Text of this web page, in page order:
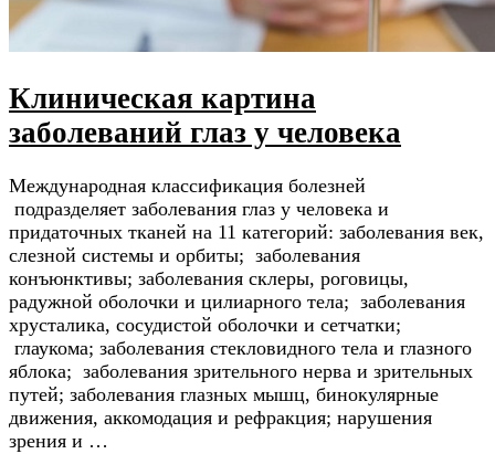
Клиническая картина
заболеваний глаз у человека
Международная классификация болезней
подразделяет заболевания глаз у человека и
придаточных тканей на 11 категорий: заболевания век,
слезной системы и орбиты; заболевания
конъюнктивы; заболевания склеры, роговицы,
радужной оболочки и цилиарного тела; заболевания
хрусталика, сосудистой оболочки и сетчатки;
глаукома; заболевания стекловидного тела и глазного
яблока; заболевания зрительного нерва и зрительных
путей; заболевания глазных мышц, бинокулярные
движения, аккомодация и рефракция; нарушения
зрения и …